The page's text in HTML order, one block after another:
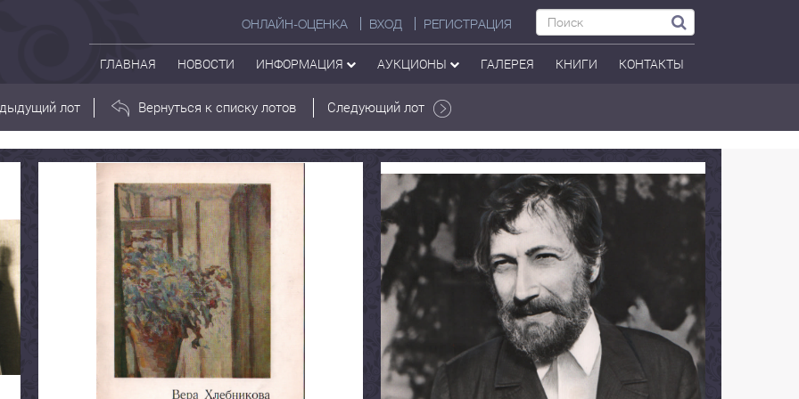
ОНЛАЙН-ОЦЕНКА ВХОД РЕГИСТРАЦИЯ
ГЛАВНАЯ НОВОСТИ ИНФОРМАЦИЯ АУКЦИОНЫ ГАЛЕРЕЯ КНИГИ КОНТАКТЫ
лот Вернуться к списку лотов Следующий лот